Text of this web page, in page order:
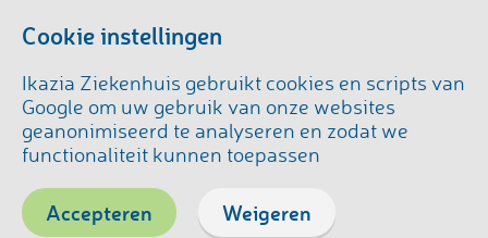
Cookie instellingen
Ikazia Ziekenhuis gebruikt cookies en scripts van
Google om uw gebruik van onze websites
geanonimiseerd te analyseren en zodat we
functionaliteit kunnen toepassen
Accepteren Weigeren